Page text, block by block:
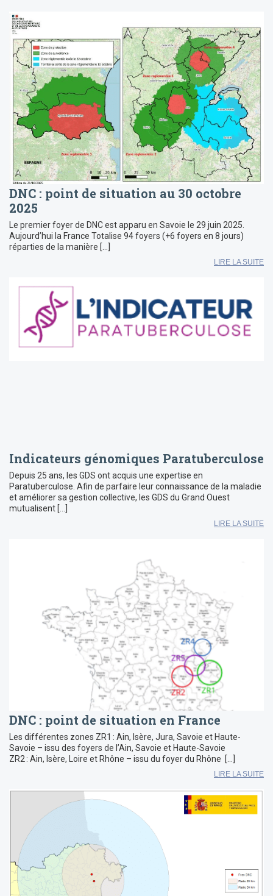
DNC : point de situation au 30 octobre
2025
Le premier foyer de DNC est apparu en Savoie le 29 juin 2025.
Aujourd’hui la France Totalise 94 foyers (+6 foyers en 8 jours)
réparties de la manière […]
LIRE LA SUITE
Indicateurs génomiques Paratuberculose
Depuis 25 ans, les GDS ont acquis une expertise en
Paratuberculose. Afin de parfaire leur connaissance de la maladie
et améliorer sa gestion collective, les GDS du Grand Ouest
mutualisent […]
LIRE LA SUITE
DNC : point de situation en France
Les différentes zones ZR1 : Ain, Isère, Jura, Savoie et Haute-
Savoie – issu des foyers de l’Ain, Savoie et Haute-Savoie
ZR2 : Ain, Isère, Loire et Rhône – issu du foyer du Rhône […]
LIRE LA SUITE